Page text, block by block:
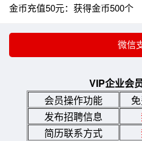
金币充值50元：获得金币500个
VIP企业会
会员操作功能
发布招聘信息
简历联系方式